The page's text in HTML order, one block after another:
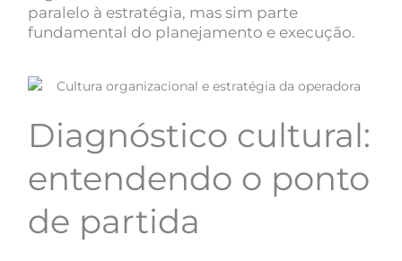
paralelo à estratégia, mas sim parte
fundamental do planejamento e execução.
Diagnóstico cultural:
entendendo o ponto
de partida